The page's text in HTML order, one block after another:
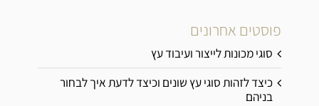
פוסטים אחרונים
סוגי מכונות לייצור ועיבוד עץ
כיצד לזהות סוגי עץ שונים וכיצד לדעת איך לבחור
בניהם